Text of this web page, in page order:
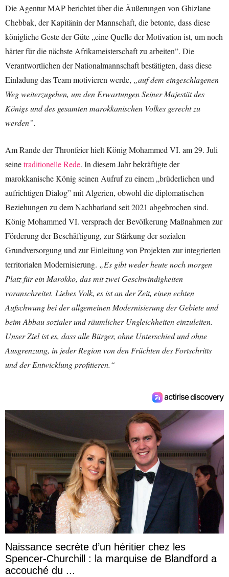
Die Agentur MAP berichtet über die Äußerungen von Ghizlane
Chebbak, der Kapitänin der Mannschaft, die betonte, dass diese
königliche Geste der Güte „eine Quelle der Motivation ist, um noch
härter für die nächste Afrikameisterschaft zu arbeiten”. Die
Verantwortlichen der Nationalmannschaft bestätigten, dass diese
Einladung das Team motivieren werde, „auf dem eingeschlagenen
Weg weiterzugehen, um den Erwartungen Seiner Majestät des
Königs und des gesamten marokkanischen Volkes gerecht zu
werden”.
Am Rande der Thronfeier hielt König Mohammed VI. am 29. Juli
seinetraditionelle Rede. In diesem Jahr bekräftigte der
marokkanische König seinen Aufruf zu einem „brüderlichen und
aufrichtigen Dialog” mit Algerien, obwohl die diplomatischen
Beziehungen zu dem Nachbarland seit 2021 abgebrochen sind.
König Mohammed VI. versprach der Bevölkerung Maßnahmen zur
Förderung der Beschäftigung, zur Stärkung der sozialen
Grundversorgung und zur Einleitung von Projekten zur integrierten
territorialen Modernisierung. „Es gibt weder heute noch morgen
Platz für ein Marokko, das mit zwei Geschwindigkeiten
voranschreitet. Liebes Volk, es ist an der Zeit, einen echten
Aufschwung bei der allgemeinen Modernisierung der Gebiete und
beim Abbau sozialer und räumlicher Ungleichheiten einzuleiten.
Unser Ziel ist es, dass alle Bürger, ohne Unterschied und ohne
Ausgrenzung, in jeder Region von den Früchten des Fortschritts
und der Entwicklung profitieren.“
Naissance secrète d’un héritier chez les
Spencer-Churchill : la marquise de Blandford a
accouché du ...